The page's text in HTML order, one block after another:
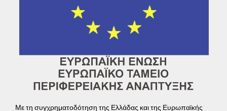
Με τη συγχρηματοδότηση της Ελλάδας και της Ευρωπαϊκής